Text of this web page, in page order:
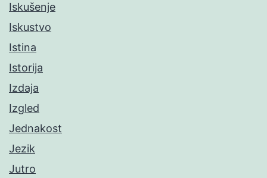
Iskušenje
Iskustvo
Istina
Istorija
Izdaja
Izgled
Jednakost
Jezik
Jutro